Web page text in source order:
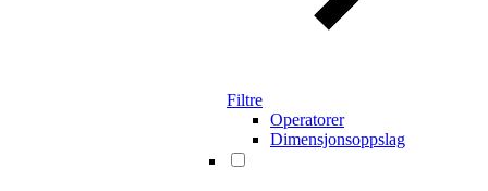
Filtre
Operatorer
Dimensjonsoppslag